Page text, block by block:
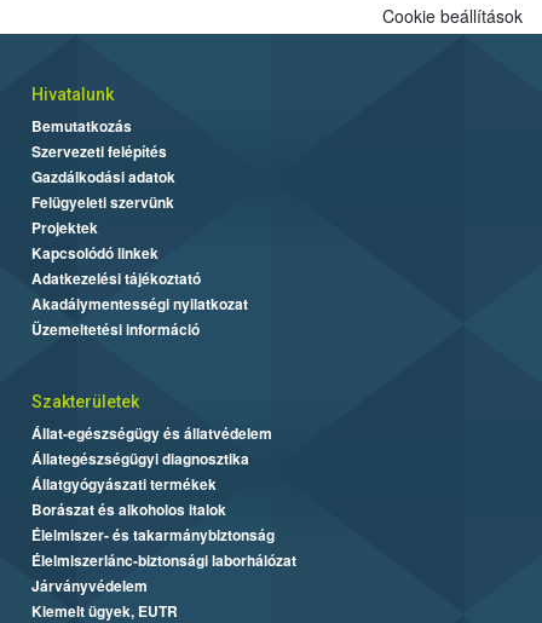
Cookie beállítások
Hivatalunk
Bemutatkozás
Szervezeti felépítés
Gazdálkodási adatok
Felügyeleti szervünk
Projektek
Kapcsolódó linkek
Adatkezelési tájékoztató
Akadálymentességi nyilatkozat
Üzemeltetési információ
Szakterületek
Állat-egészségügy és állatvédelem
Állategészségügyi diagnosztika
Állatgyógyászati termékek
Borászat és alkoholos italok
Élelmiszer- és takarmánybiztonság
Élelmiszerlánc-biztonsági laborhálózat
Járványvédelem
Kiemelt ügyek, EUTR